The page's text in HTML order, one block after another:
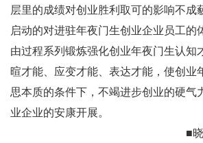
层里的成绩对创业胜利取可的影响不成
启动的对进驻年夜门生创业企业员工的
由过程系列锻炼强化创业年夜门生认知
暄才能、应变才能、表达才能，使创业
思本质的条件下，不竭进步创业的硬气
业企业的安康开展。
■